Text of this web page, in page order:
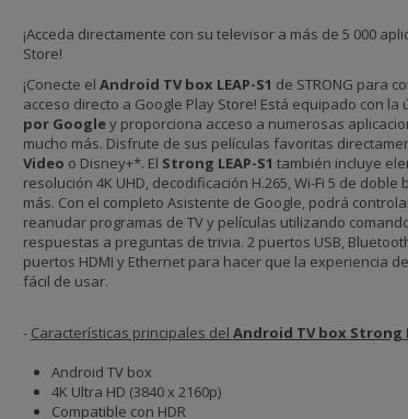
¡Acceda directamente con su televisor a más de 5 000
Store!
¡Conecte el Android TV box LEAP-S1 de STRONG para
acceso directo a Google Play Store! Está equipado con
por Googley proporciona acceso a numerosas
mucho más. Disfrute de sus películas favoritas
Video o Disney+*. El Strong LEAP-S1 también incluye
resolución 4K UHD, decodificación H.265, Wi-Fi 5 de
más. Con el completo Asistente de Google, podrá
reanudar programas de TV y películas utilizando
respuestas a preguntas de trivia. 2 puertos USB,
puertos HDMI y Ethernet para hacer que la experiencia
fácil de usar.
- Características principales del Android TV box Strong
Android TV box
4K Ultra HD (3840 x 2160p)
Compatible con HDR